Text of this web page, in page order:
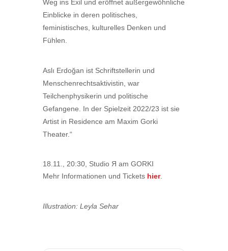
Weg ins Exil und eröffnet außergewöhnliche
Einblicke in deren politisches,
feministisches, kulturelles Denken und
Fühlen.
Aslı Erdoğan ist Schriftstellerin und
Menschenrechtsaktivistin, war
Teilchenphysikerin und politische
Gefangene. In der Spielzeit 2022/23 ist sie
Artist in Residence am Maxim Gorki
Theater.“
18.11., 20:30, Studio Я am GORKI
Mehr Informationen und Tickets hier.
Illustration: Leyla Sehar